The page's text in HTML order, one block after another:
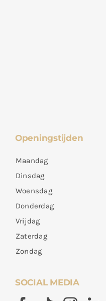
Openingstijden
Maandag
Dinsdag
Woensdag
Donderdag
Vrijdag
Zaterdag
Zondag
SOCIAL MEDIA